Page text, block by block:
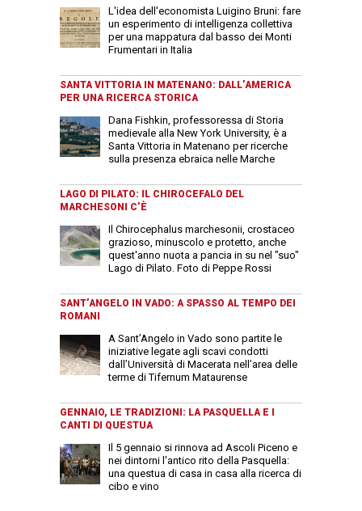
L'idea dell'economista Luigino Bruni: fare
un esperimento di intelligenza collettiva
per una mappatura dal basso dei Monti
Frumentari in Italia
SANTA VITTORIA IN MATENANO: DALL’AMERICA
PER UNA RICERCA STORICA
Dana Fishkin, professoressa di Storia
medievale alla New York University, è a
Santa Vittoria in Matenano per ricerche
sulla presenza ebraica nelle Marche
LAGO DI PILATO: IL CHIROCEFALO DEL
MARCHESONI C’È
Il Chirocephalus marchesonii, crostaceo
grazioso, minuscolo e protetto, anche
quest'anno nuota a pancia in su nel "suo"
Lago di Pilato. Foto di Peppe Rossi
SANT’ANGELO IN VADO: A SPASSO AL TEMPO DEI
ROMANI
A Sant’Angelo in Vado sono partite le
iniziative legate agli scavi condotti
dall’Università di Macerata nell’area delle
terme di Tifernum Mataurense
GENNAIO, LE TRADIZIONI: LA PASQUELLA E I
CANTI DI QUESTUA
Il 5 gennaio si rinnova ad Ascoli Piceno e
nei dintorni l'antico rito della Pasquella:
una questua di casa in casa alla ricerca di
cibo e vino